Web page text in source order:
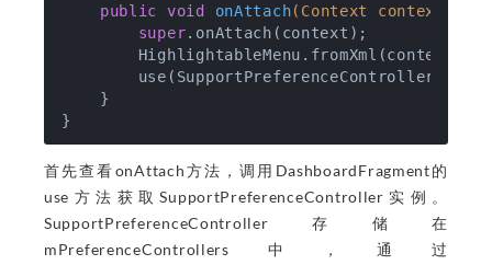
public
void onAttach(Context context)
super.onAttach(context);
HighlightableMenu.fromXml(context,
    }
首先查看onAttach方法，调用DashboardFragment的
use方法获取SupportPreferenceController实例。
SupportPreferenceController存储在
mPreferenceControllers中，通过